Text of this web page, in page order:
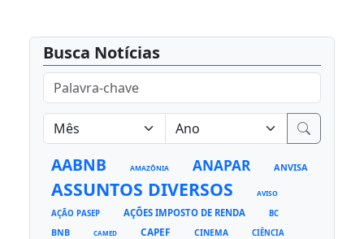
Busca Notícias
AABNB AMAZÔNIA ANAPAR ANVISA
ASSUNTOS DIVERSOS AVISO
AÇÃO PASEP AÇÕES IMPOSTO DE RENDA BC
BNB CAMED CAPEF CINEMA CIÊNCIA